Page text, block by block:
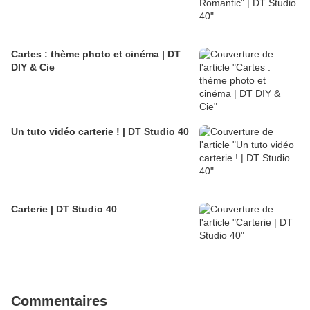
Cartes : thème photo et cinéma | DT
DIY & Cie
Un tuto vidéo carterie ! | DT Studio 40
Carterie | DT Studio 40
Commentaires